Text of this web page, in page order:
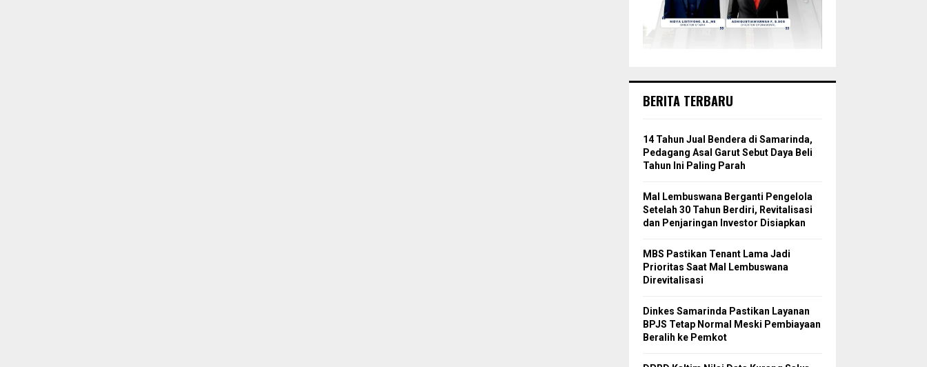
BERITA TERBARU
14 Tahun Jual Bendera di Samarinda,
Pedagang Asal Garut Sebut Daya Beli
Tahun Ini Paling Parah
Mal Lembuswana Berganti Pengelola
Setelah 30 Tahun Berdiri, Revitalisasi
dan Penjaringan Investor Disiapkan
MBS Pastikan Tenant Lama Jadi
Prioritas Saat Mal Lembuswana
Direvitalisasi
Dinkes Samarinda Pastikan Layanan
BPJS Tetap Normal Meski Pembiayaan
Beralih ke Pemkot